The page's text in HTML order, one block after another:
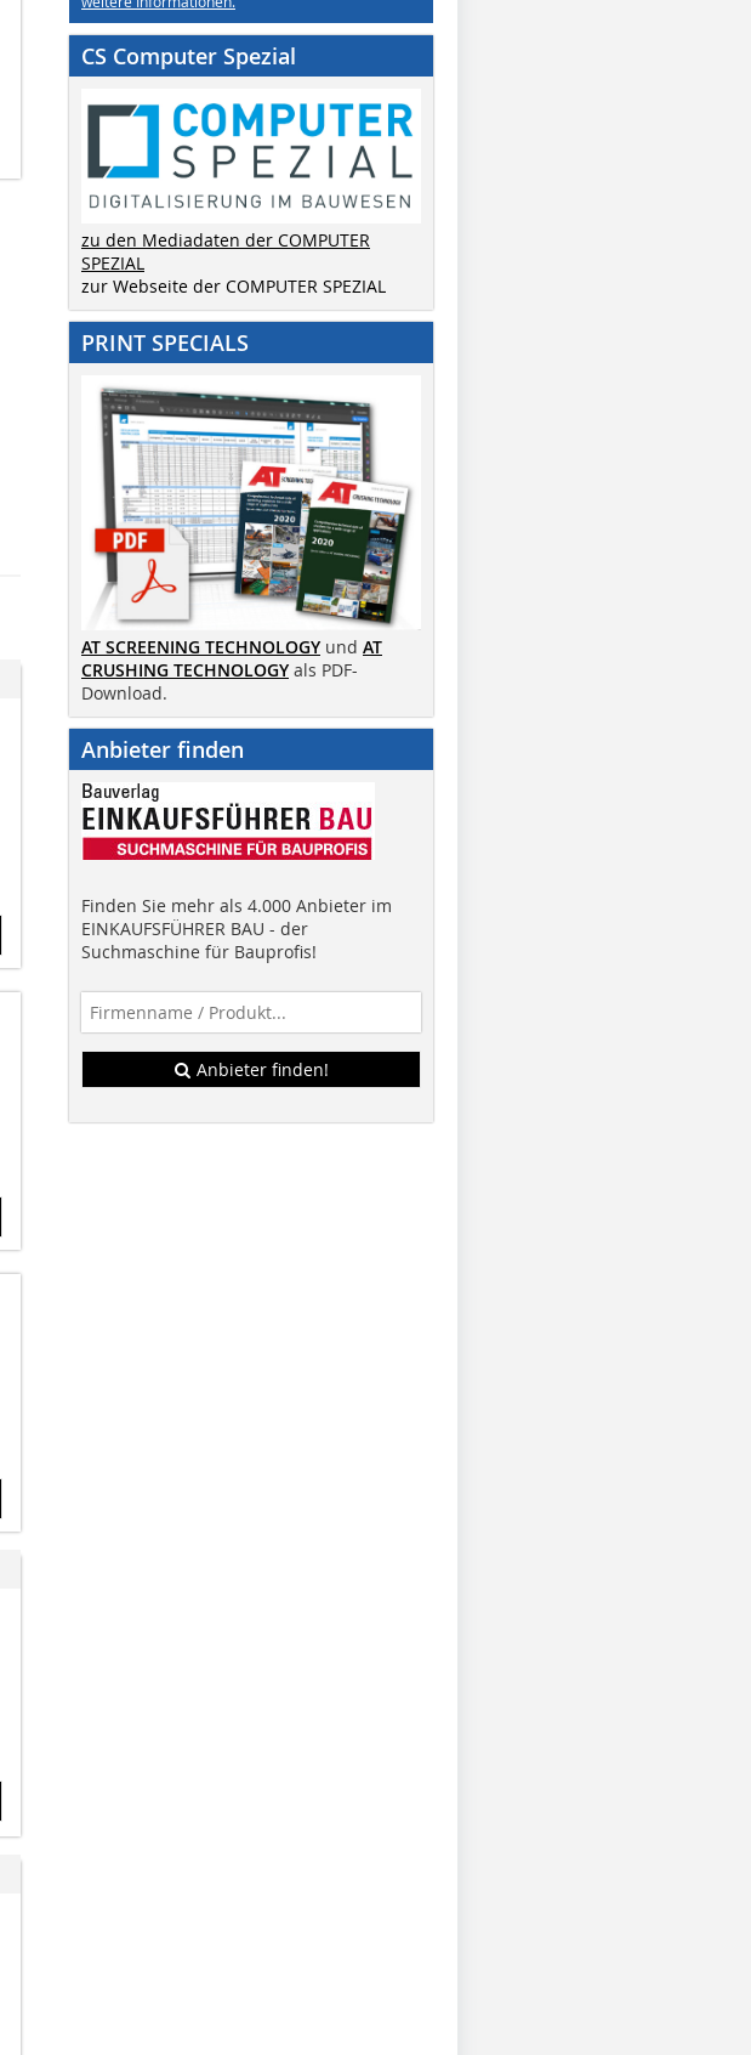
CS Computer Spezial
zu den Mediadaten der COMPUTER
SPEZIAL
zur Webseite der COMPUTER SPEZIAL
PRINT SPECIALS
AT SCREENING TECHNOLOGY und AT
CRUSHING TECHNOLOGY als PDF-
Download.
Anbieter finden
Finden Sie mehr als 4.000 Anbieter im
EINKAUFSFÜHRER BAU - der
Suchmaschine für Bauprofis!
Anbieter finden!